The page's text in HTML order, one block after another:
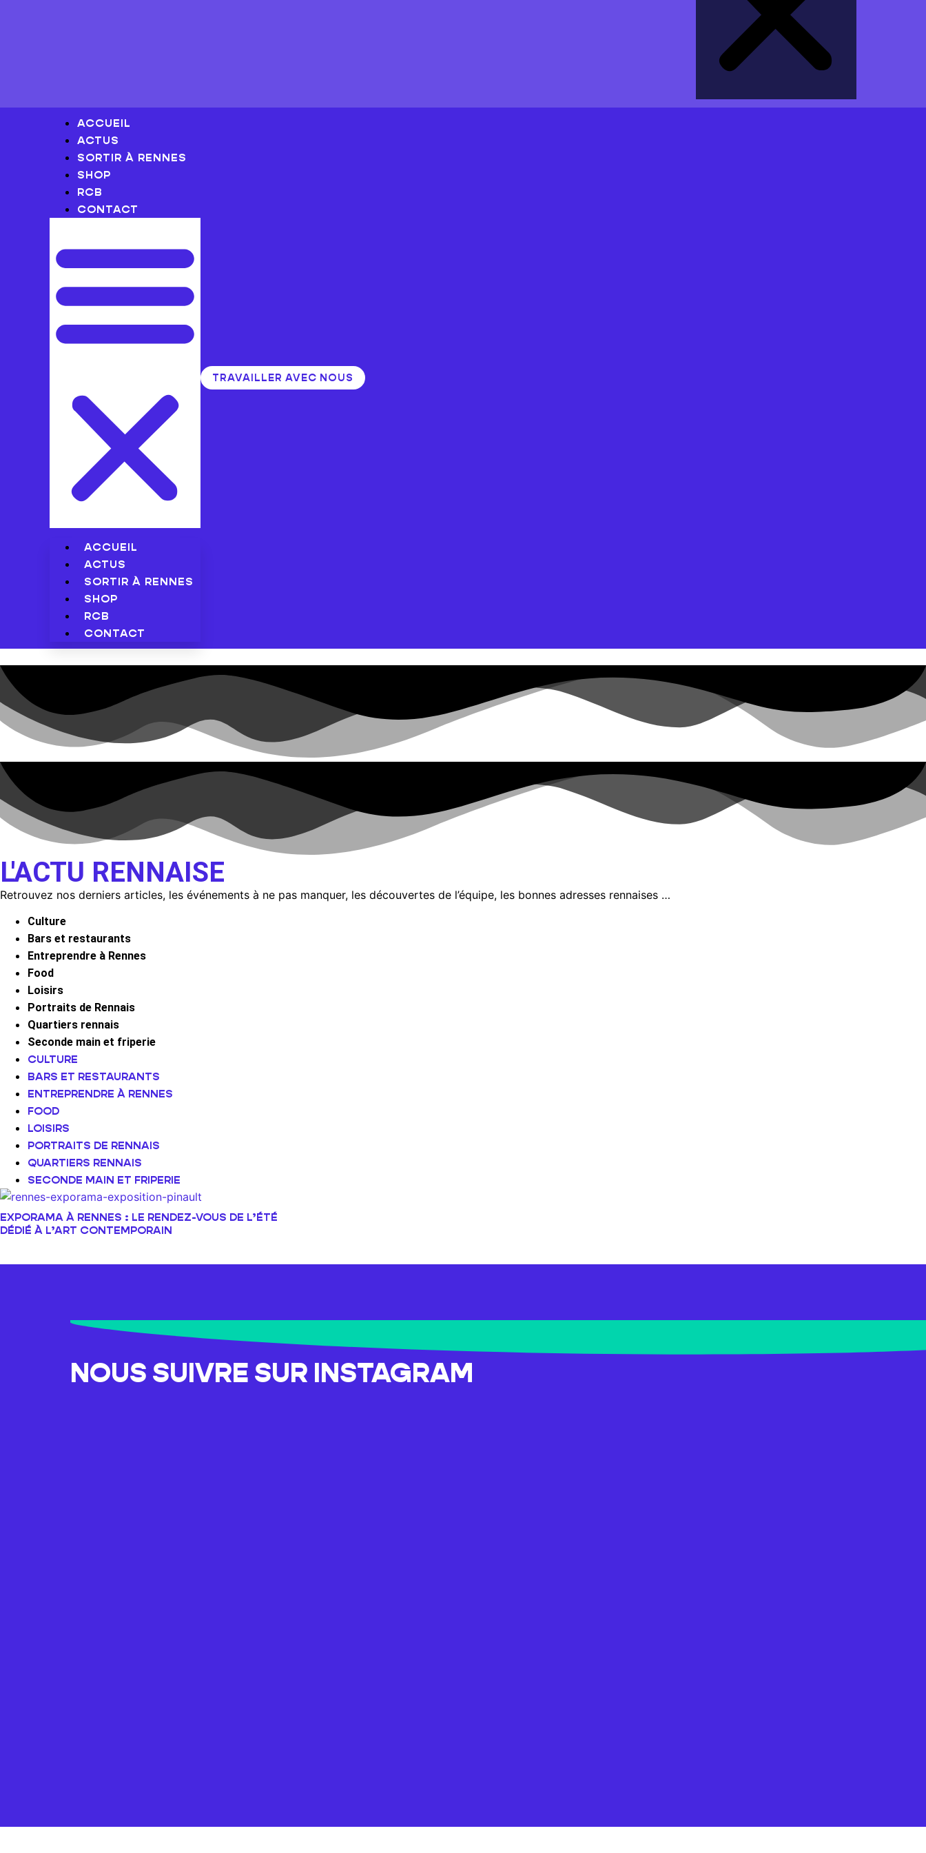
ACCUEIL
ACTUS
SORTIR À RENNES
SHOP
RCB
CONTACT
ACCUEIL
ACTUS
SORTIR À RENNES
SHOP
RCB
CONTACT
TRAVAILLER AVEC NOUS
L'ACTU RENNAISE
Retrouvez nos derniers articles, les événements à ne pas manquer, les découvertes de l’équipe, les bonnes adresses rennaises …
Culture
Bars et restaurants
Entreprendre à Rennes
Food
Loisirs
Portraits de Rennais
Quartiers rennais
Seconde main et friperie
CULTURE
BARS ET RESTAURANTS
ENTREPRENDRE À RENNES
FOOD
LOISIRS
PORTRAITS DE RENNAIS
QUARTIERS RENNAIS
SECONDE MAIN ET FRIPERIE
EXPORAMA À RENNES : LE RENDEZ-VOUS DE L’ÉTÉ
DÉDIÉ À L’ART CONTEMPORAIN
NOUS SUIVRE SUR INSTAGRAM